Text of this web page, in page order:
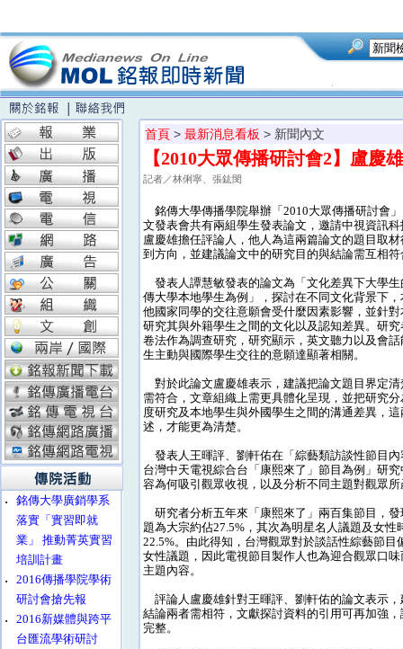
‧
銘傳大學廣銷學系
落實「實習即就
業」 推動菁英實習
培訓計畫
‧
2016傳播學院學術
研討會搶先報
‧
2016新媒體與跨平
台匯流學術研討
首頁 > 最新消息看板 > 新聞內文
【2010大眾傳播研討會2】盧慶
記者／林俐寧、張鈜閔
銘傳大學傳播學院舉辦「2010大眾傳播研討會
文發表會共有兩組學生發表論文，邀請中視資訊
盧慶雄擔任評論人，他人為這兩篇論文的題目取
到方向，並建議論文中的研究目的與結論需互相
發表人譚慧敏發表的論文為「文化差異下大學
傳大學本地學生為例」，探討在不同文化背景下
他國家同學的交往意願會受什麼因素影響，並針
研究其與外籍學生之間的文化以及認知差異。研
卷法作為調查研究，研究顯示，英文聽力以及會
生主動與國際學生交往的意願達顯著相關。
對於此論文盧慶雄表示，建議把論文題目界定
需符合，文章組織上需更具體化呈現，並把研究
度研究及本地學生與外國學生之間的溝通差異，
述，才能更為清楚。
發表人王暉評、劉軒佑在「綜藝類訪談性節目
台灣中天電視綜合台「康熙來了」節目為例」研
容為何吸引觀眾收視，以及分析不同主題對觀眾
研究者分析五年來「康熙來了」兩百集節目，
題為大宗約佔27.5%，其次為明星名人議題及女性
22.5%。由此得知，台灣觀眾對於談話性綜藝節目
女性議題，因此電視節目製作人也為迎合觀眾口
主題內容。
評論人盧慶雄針對王暉評、劉軒佑的論文表示
結論兩者需相符，文獻探討資料的引用可再加強
完整。